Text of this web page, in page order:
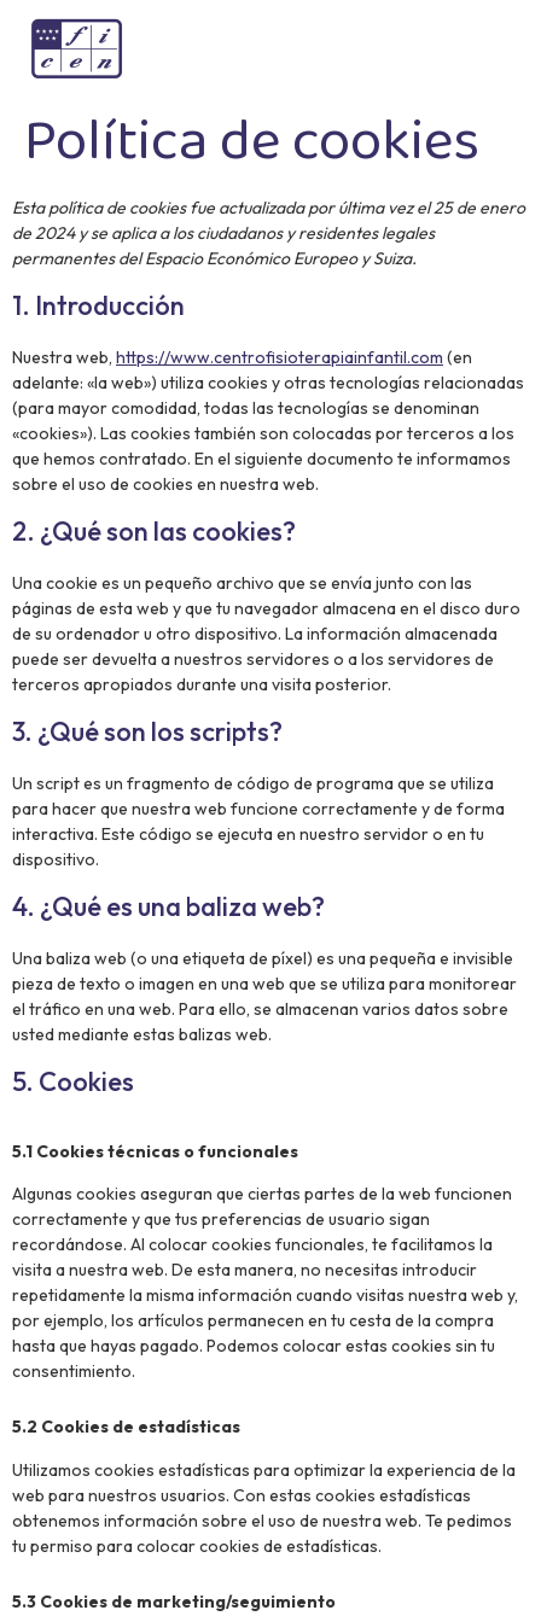
Política de cookies
Esta política de cookies fue actualizada por última vez el 25 de enero
de 2024 y se aplica a los ciudadanos y residentes legales
permanentes del Espacio Económico Europeo y Suiza.
1. Introducción
Nuestra web, https://www.centrofisioterapiainfantil.com (en
adelante: «la web») utiliza cookies y otras tecnologías relacionadas
(para mayor comodidad, todas las tecnologías se denominan
«cookies»). Las cookies también son colocadas por terceros a los
que hemos contratado. En el siguiente documento te informamos
sobre el uso de cookies en nuestra web.
2. ¿Qué son las cookies?
Una cookie es un pequeño archivo que se envía junto con las
páginas de esta web y que tu navegador almacena en el disco duro
de su ordenador u otro dispositivo. La información almacenada
puede ser devuelta a nuestros servidores o a los servidores de
terceros apropiados durante una visita posterior.
3. ¿Qué son los scripts?
Un script es un fragmento de código de programa que se utiliza
para hacer que nuestra web funcione correctamente y de forma
interactiva. Este código se ejecuta en nuestro servidor o en tu
dispositivo.
4. ¿Qué es una baliza web?
Una baliza web (o una etiqueta de píxel) es una pequeña e invisible
pieza de texto o imagen en una web que se utiliza para monitorear
el tráfico en una web. Para ello, se almacenan varios datos sobre
usted mediante estas balizas web.
5. Cookies
5.1 Cookies técnicas o funcionales
Algunas cookies aseguran que ciertas partes de la web funcionen
correctamente y que tus preferencias de usuario sigan
recordándose. Al colocar cookies funcionales, te facilitamos la
visita a nuestra web. De esta manera, no necesitas introducir
repetidamente la misma información cuando visitas nuestra web y,
por ejemplo, los artículos permanecen en tu cesta de la compra
hasta que hayas pagado. Podemos colocar estas cookies sin tu
consentimiento.
5.2 Cookies de estadísticas
Utilizamos cookies estadísticas para optimizar la experiencia de la
web para nuestros usuarios. Con estas cookies estadísticas
obtenemos información sobre el uso de nuestra web. Te pedimos
tu permiso para colocar cookies de estadísticas.
5.3 Cookies de marketing/seguimiento